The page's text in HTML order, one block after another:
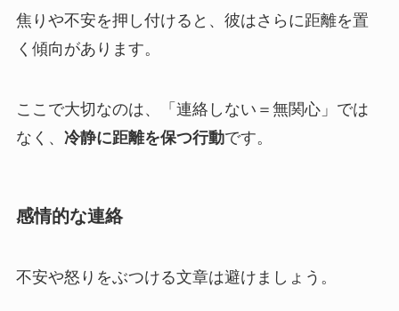
焦りや不安を押し付けると、彼はさらに距離を置
く傾向があります。
ここで大切なのは、「連絡しない＝無関心」では
なく、 冷静に距離を保つ行動です。
感情的な連絡
不安や怒りをぶつける文章は避けましょう。